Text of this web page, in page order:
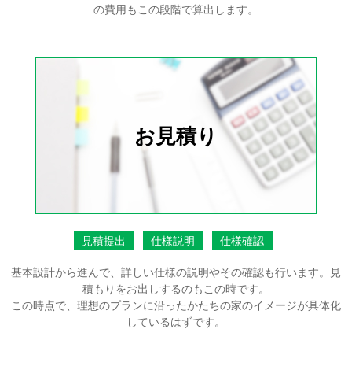
の費用もこの段階で算出します。
お見積り
見積提出 仕様説明 仕様確認
基本設計から進んで、詳しい仕様の説明やその確認も行います。見
積もりをお出しするのもこの時です。
この時点で、理想のプランに沿ったかたちの家のイメージが具体化
しているはずです。